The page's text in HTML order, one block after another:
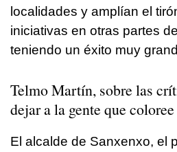
localidades y amplían el
iniciativas en otras partes
teniendo un éxito muy
Telmo Martín, sobre las
dejar a la gente que
El alcalde de Sanxenxo, el